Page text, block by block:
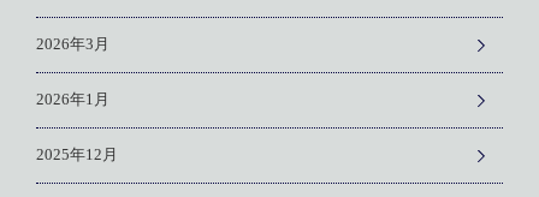
2026年3月
2026年1月
2025年12月